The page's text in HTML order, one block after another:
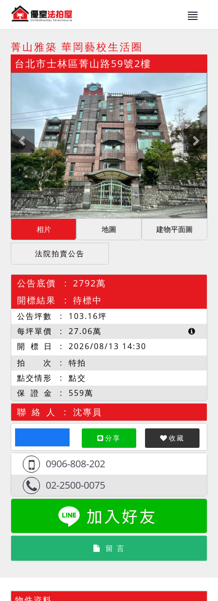
菁山雅築 華岡藝校生活圈
台北市士林區菁山路59號2樓
相片 地圖 建物平面圖
法院拍賣公告
公告底價
2792萬
開標結果
待標中
公告坪數 103.16坪
每坪單價
27.06萬
開 標 日
2026/08/13 14:30
拍 次
特拍
點交情形
點交
保 證 金
559萬
聯 絡 人 沈專員
分享 收藏
0906-808-202
02-2500-0075
留 言